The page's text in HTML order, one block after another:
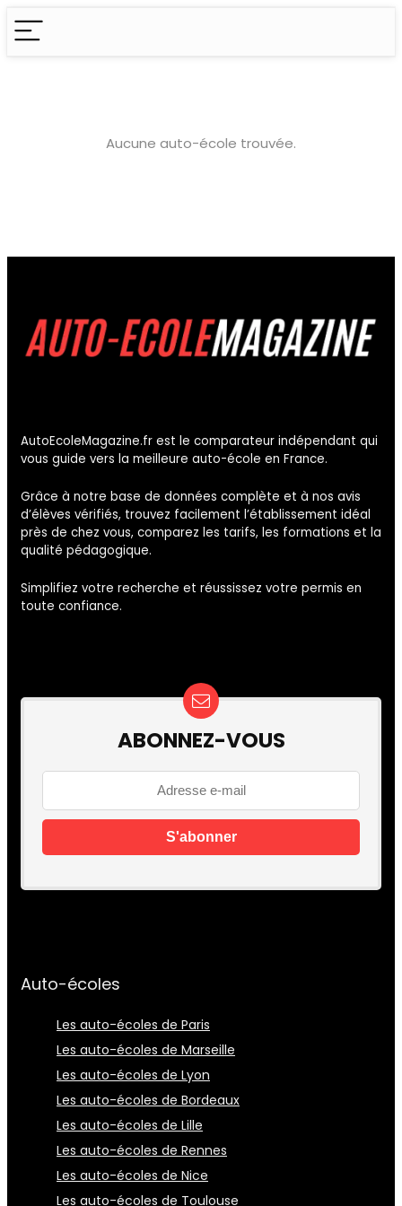
Aucune auto-école trouvée.
AutoEcoleMagazine.fr est le comparateur indépendant qui
vous guide vers la meilleure auto-école en France.
Grâce à notre base de données complète et à nos avis
d’élèves vérifiés, trouvez facilement l’établissement idéal
près de chez vous, comparez les tarifs, les formations et la
qualité pédagogique.
Simplifiez votre recherche et réussissez votre permis en
toute confiance.
ABONNEZ-VOUS
Auto-écoles
Les auto-écoles de Paris
Les auto-écoles de Marseille
Les auto-écoles de Lyon
Les auto-écoles de Bordeaux
Les auto-écoles de Lille
Les auto-écoles de Rennes
Les auto-écoles de Nice
Les auto-écoles de Toulouse